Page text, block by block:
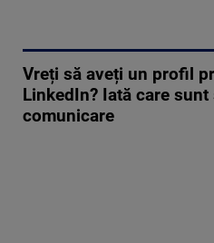
Vreți să aveți un profil
LinkedIn? Iată care
comunicare